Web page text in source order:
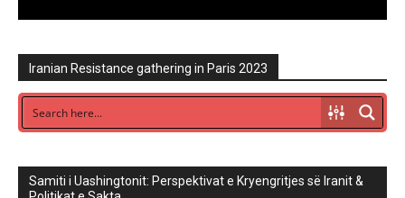
Iranian Resistance gathering in Paris 2023
Samiti i Uashingtonit: Perspektivat e Kryengritjes së Iranit &